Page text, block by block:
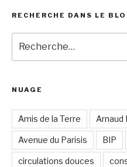
RECHERCHE DANS LE
pour
NUAGE
Amis de la Terre Arnaud
Avenue du Parisis BIP
circulations douces